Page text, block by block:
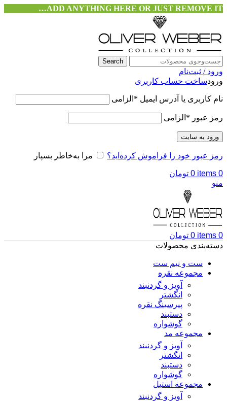
ADD ANYTHING HERE OR JUST REMOVE IT…
Search
ورود / ثبت‌نام
ورودساخت حساب کاربری
نام کاربری یا آدرس ایمیل * الزامی
رمز عبور * الزامی
ورود به سایت
رمز عبور خود را فراموش کرده‌اید؟ مرا به‌خاطر بسپار
0
items
0 تومان
منو
0
items
0 تومان
دسته‌بندی محصولات
ست و نیم ست
مجموعه نقره
آویز و گردنبند
انگشتر
پیرسینگ نقره
دستبند
گوشواره
مجموعه مد
آویز و گردنبند
انگشتر
دستبند
گوشواره
مجموعه استیل
آویز و گردنبند